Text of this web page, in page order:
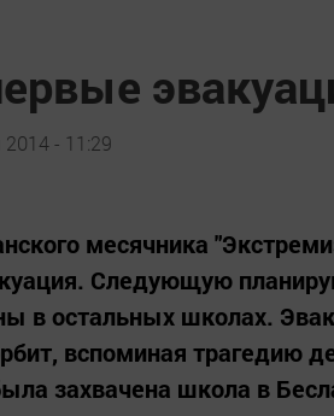
2014 - 11:29
месячника
Следующую
в остальных школах.
вспоминая трагедию
захвачена школа в